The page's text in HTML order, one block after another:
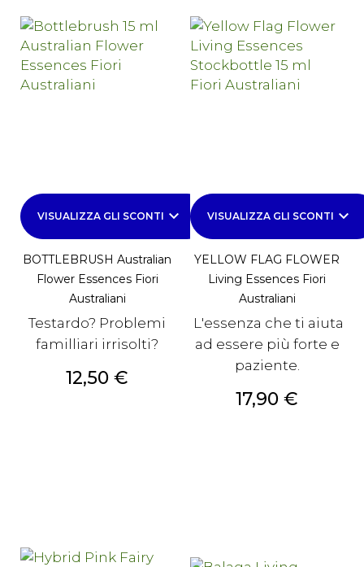
VISUALIZZA GLI SCONTI keyboard_arrow_down
BOTTLEBRUSH Australian
Flower Essences Fiori
Australiani
Testardo? Problemi
familliari irrisolti?
Prezzo
12,50 €
VISUALIZZA GLI SCONTI keyboard_arrow_down
YELLOW FLAG FLOWER
Living Essences Fiori
Australiani
L'essenza che ti aiuta
ad essere più forte e
paziente.
Prezzo
17,90 €